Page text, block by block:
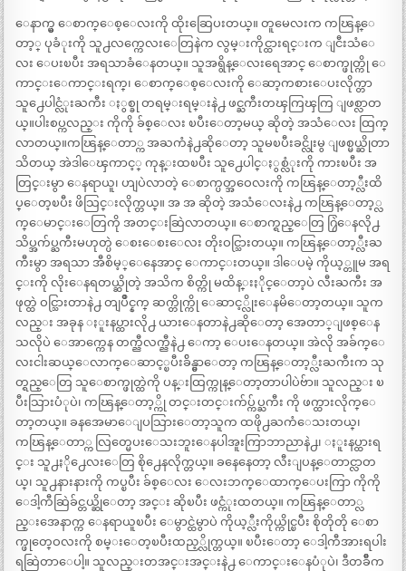
ေနာက္မွ ေစာက္ေစ့ေလးကို ထိုးဆြေပးတယ္။ တူမေလးက ကၽြန္ေ
တာ့္ ပုခံုးကို သူ႕လက္ကေလးေတြနဲက လွမ္းကိုင္ထားရင္းက ျငီးသံေ
လး ေပးၿပီး အရသာခံေနတယ္။ သူအရွိန္ေလးရေအာင္ ေစာက္ဖုတ္ကို ေ
ကာင္းေကာင္းရက္၊ ေစာက္ေစ့ေလးကို ေဆာ့ကစားေပးလိုက္တာ
သူ႕ေပါင္လံုးႀကီး ႏွစ္ခု တရမ္းရမ္းနဲ႕ ဖင္ႀကီးတၾကြၾကြ ျဖစ္လာတ
ယ္။ပါးစပ္ကလည္း ကိုကို ခ်စ္ေလး ၿပီးေတာ့မယ္ ဆိုတဲ့ အသံေလး ထြက္
လာတယ္။ကၽြန္ေတာ္က အႀကံနဲ႕ဆိုေတာ့ သူမၿပီးခင္လိုးမွ ျဖစ္မယ္ဆိုတာ
သိတယ္ အဲဒါေၾကာင့္ ကုန္းထၿပီး သူ႕ေပါင္ႏွစ္လံုးကို ကားၿပီး အ
တြင္းမွာ ေနရာယူ၊ ဟျပဲလာတဲ့ ေစာက္ပတ္အဝေလးကို ကၽြန္ေတာ့္လီးထိ
ပ္ေတ့ၿပီး ဖိသြင္းလိုက္တယ္။ အ အ ဆိုတဲ့ အသံေလးနဲ႕ ကၽြန္ေတာ့္လ
က္ေမာင္းေတြကို အတင္းဆြဲလာတယ္။ ေစာက္ရည္ေတြ ၇ြဲေနလို႕
သိပ္အက်ပ္ႀကီးမဟုတ္ပဲ ေစးေစးေလး တိုးဝင္သြားတယ္။ ကၽြန္ေတာ့္လီးႀ
ကီးမွာ အရသာ အီစိမ့္ေနေအာင္ ေကာင္းတယ္။ ဒါေပမဲ့ ကိုယ့္တူမ အရ
င္းကို လိုးေနရတယ္ဆိုတဲ့ အသိက စိတ္ကို မထိန္းႏိုင္ေတာ့ပဲ လီးႀကီး အ
ဖုတ္ထဲ ဝင္သြားတာနဲ႕ တျပိဳင္နက္ ဆက္တိုက္ကို ေဆာင့္လိုးေနမိေတာ့တယ္။ သူက
လည္း အခုန ႏူးနပ္ထားလို႕ ယားေနတာနဲ႕ဆိုေတာ့ အေတာ္ျဖစ္ေန
သလိုပဲ ေအာက္ကေန တက္ညီလက္ညီနဲ႕ ေကာ့ ေပးေနတယ္။ အဲလို အခ်က္ေ
လးငါးဆယ္ေလာက္ေဆာင့္ၿပီးခ်ိန္မွာေတာ့ ကၽြန္ေတာ့္လီးႀကီးက သု
တ္ရည္ေတြ သူေစာက္ဖုတ္ထဲကို ပန္းထြက္ကုန္ေတာ့တာပါပဲဗ်ာ။ သူလည္း ၿ
ပီးသြားပံုပဲ၊ ကၽြန္ေတာ့္ကို တင္းတင္းက်ပ္က်ပ္ႀကီး ကို ဖက္ထားလိုက္ေ
တာ့တယ္။ ခနအေမာေျပသြားေတာ့သူက ထဖို႕ႀကံေသးတယ္၊
ကၽြန္ေတာ္က လြတ္မေပးေသးဘူးေနပါအူးကြာဘာညာနဲ႕၊ ႏူးနပ္ထားရ
င္း သူ႕ႏို႕ေလးေတြ စို႕ေနလိုက္တယ္။ ခနေနေတာ့ လီးျပန္ေတာင္လာတ
ယ္၊ သူ႕နားနားကို ကပ္ၿပီး ခ်စ္ေလး ေလးဘက္ေထာက္ေပးကြာ ကိုကို
ေဒါ့ကီဆြဲခ်င္တယ္ဆိုေတာ့ အင္း ဆိုၿပီး ဖင္ကံုးထတယ္။ ကၽြန္ေတာ္လ
ည္းအေနာက္က ေနရာယူၿပီး ေမွာင္ထဲမွာပဲ ကိုယ့္လီးကိုယ္ကိုင္ၿပီး စိုတိုတို ေစာ
က္ဖုတ္ဝေလးကို စမ္းေတ့ၿပီးထည့္လိုက္တယ္။ ၿပီးေတာ့ ေဒါ့ကီအားရပါး
ရဆြဲတာေပါ့။ သူလည္းတအင္းအင္းနဲ႕ ေကာင္းေနပံုပဲ၊ ဒီတခ်ိီက